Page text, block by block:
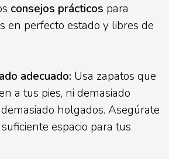
consejos prácticos para
en perfecto estado y libres de
adecuado: Usa zapatos que
a tus pies, ni demasiado
holgados. Asegúrate
espacio para tus